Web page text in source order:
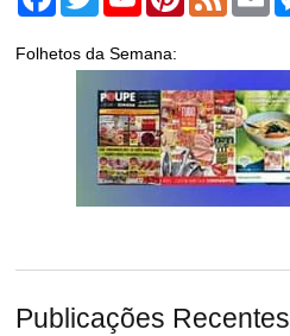
Folhetos da Semana:
Publicações Recentes